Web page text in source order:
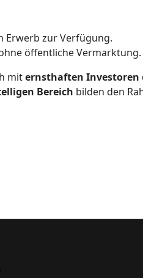
Erwerb zur Verfügung.
öffentliche Vermarktung.
miternsthaften
Bereich bilden den